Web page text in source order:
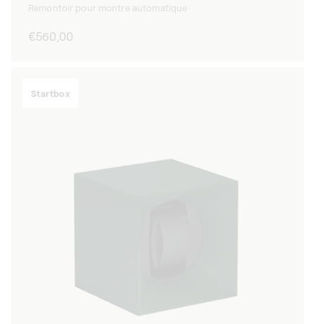
Remontoir pour montre automatique
Prix
€560,00
Startbox